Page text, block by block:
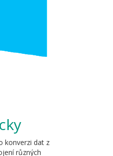
konverzi dat z
různých